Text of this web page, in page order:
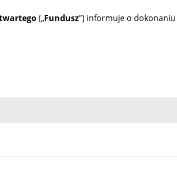
(„Fundusz”) informuje o dokonaniu